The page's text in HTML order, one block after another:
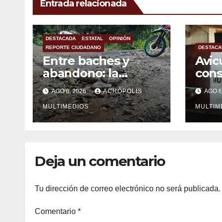
Entrada relacionada
DESTACADA ESTATAL
OPINIÓN
REPORTE CIUDADANO
Entre baches y
abandono: la
carretera Colipa-
Yecuatla se
convierte en un
riesgo diario
AGO 6, 2026 ACRÓPOLIS
MULTIMEDIOS
AGO
Deja un comentario
Tu dirección de correo electrónico no será publicada.
Comentario *